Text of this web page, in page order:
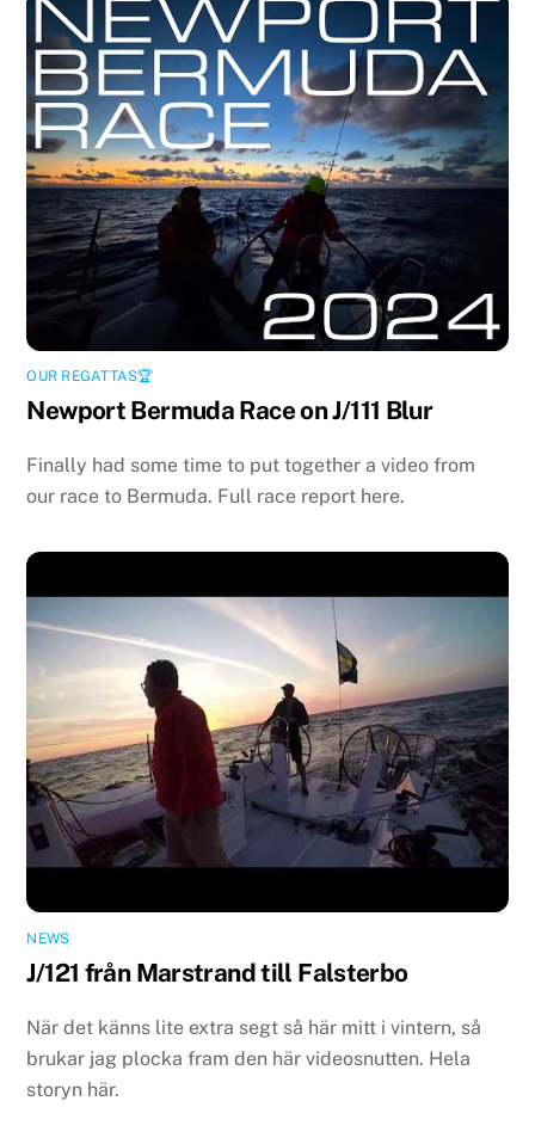
OUR REGATTAS🏆
Newport Bermuda Race on J/111 Blur
Finally had some time to put together a video from
our race to Bermuda. Full race report here.
NEWS
J/121 från Marstrand till Falsterbo
När det känns lite extra segt så här mitt i vintern, så
brukar jag plocka fram den här videosnutten. Hela
storyn här.